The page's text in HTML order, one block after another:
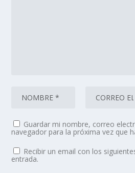
Guardar mi nombre, correo
navegador para la próxima vez que
Recibir un email con los
entrada.